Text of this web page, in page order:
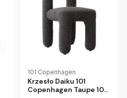
101 Copenhagen
Krzesło Daiku 101
Copenhagen Taupe 101